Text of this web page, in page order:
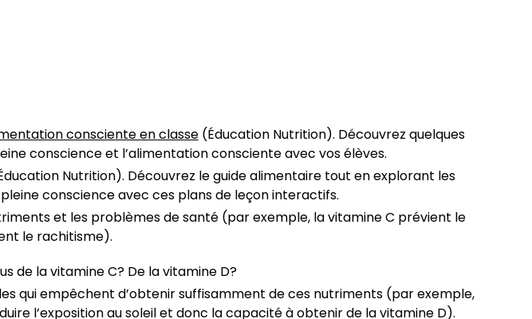
consciente en classe(Éducation Nutrition). Découvrez quelques
conscience et l’alimentation consciente avec vos élèves.
Nutrition). Découvrez le guide alimentaire tout en explorant les
conscience avec ces plans de leçon interactifs.
et les problèmes de santé (par exemple, la vitamine C prévient le
le rachitisme).
de la vitamine C? De la vitamine D?
qui empêchent d’obtenir suffisamment de ces nutriments (par exemple,
l’exposition au soleil et donc la capacité à obtenir de la vitamine D).